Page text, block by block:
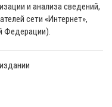
и анализа сведений,
сети «Интернет»,
Федерации).